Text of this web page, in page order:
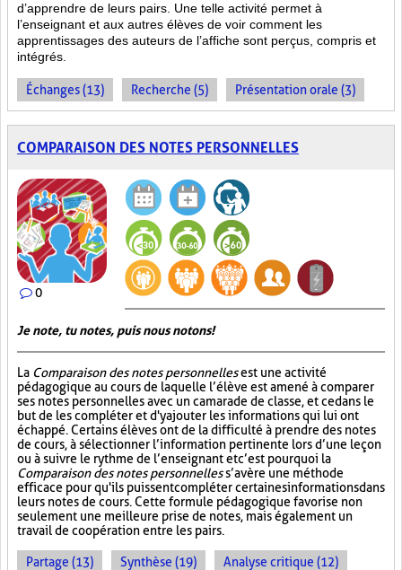
d’apprendre de leurs pairs. Une telle activité permet à
l’enseignant et aux autres élèves de voir comment les
apprentissages des auteurs de l’affiche sont perçus, compris et
intégrés.
Échanges (13) Recherche (5) Présentation orale (3)
COMPARAISON DES NOTES PERSONNELLES
0
Je note, tu notes, puis nous notons!
La Comparaison des notes personnellesest une activité
pédagogique au cours de laquelle l’élève est amené à comparer
ses notes personnelles avec un camarade de classe, et ce dans le
but de les compléter et d'y ajouter les informations qui lui ont
échappé. Certains élèves ont de la difficulté à prendre des notes
de cours, à sélectionner l’information pertinente lors d’une leçon
ou à suivre le rythme de l’enseignant et c’est pourquoi la
Comparaison des notes personnelless’avère une méthode
efficace pour qu'ils puissent compléter certaines informations dans
leurs notes de cours. Cette formule pédagogique favorise non
seulement une meilleure prise de notes, mais également un
travail de coopération entre les pairs.
Partage (13) Synthèse (19) Analyse critique (12)